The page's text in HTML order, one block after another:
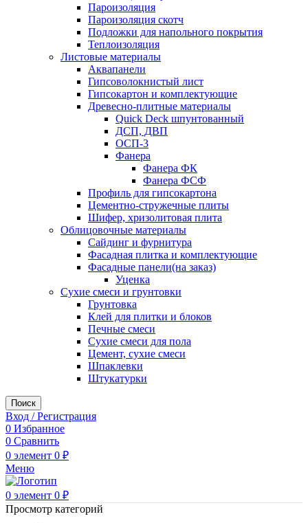
Пароизоляция
Пароизоляция скотч
Подложки для напольного покрытия
Теплоизоляция
Листовые материалы
Аквапанели
Гипсоволокнистый лист
Гипсокартон и комплектующие
Древесно-плитные материалы
Quick Deck шпунтованный
ДСП, ДВП
ОСП-3
Фанера
Фанера ФК
Фанера ФСФ
Профиль для гипсокартона
Цементно-стружечные плиты
Шифер, хризолитовая плита
Облицовочные материалы
Сайдинг и фурнитура
Фасадная плитка и комплектующие
Фасадные панели(на заказ)
Уценка
Сухие смеси и грунтовки
Грунтовка
Клей для плитки и блоков
Печные смеси
Сухие смеси для пола
Цемент, сухие смеси
Шпаклевки
Штукатурки
Поиск
Вход / Регистрация
0 Избранное
0 Сравнить
0 элемент 0 ₽
Меню
0 элемент 0 ₽
Просмотр категорий